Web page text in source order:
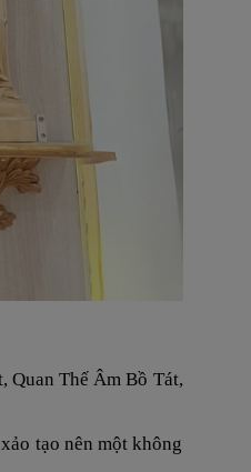
Quan Thế Âm Bồ Tát,
tạo nên một không